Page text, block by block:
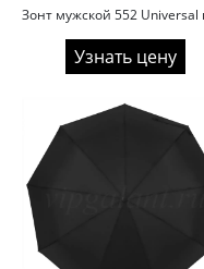
Узнать цену